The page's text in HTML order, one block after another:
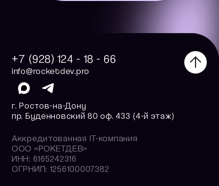
г. Ростов-на-Дону
пр. Буденновский 80 оф. 433 (4-й этаж)
+7 (928) 124 - 18 - 66
info@rocketdev.pro
Аккредитованная IT-компания
ООО «РОКЕТДЕВ»
ИНН: 6165242316
ОГРНИП: 1256100007382